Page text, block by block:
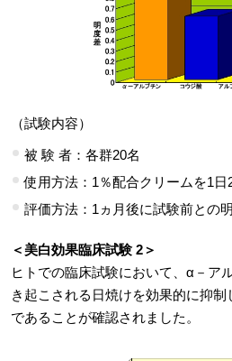
（試験内容）
被 験 者：各群20名
使用方法：1％配合クリームを1日
評価方法：1ヵ月後に試験前との
＜美白効果臨床試験 2＞
ヒトでの臨床試験において、α－ア
き起こされる日焼けを効果的に抑
であることが確認されました。